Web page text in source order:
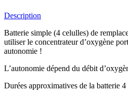
Description
Batterie simple (4 celulles) de
utiliser le concentrateur d’oxygène
autonomie !
L’autonomie dépend du débit
Durées approximatives de la batterie 4